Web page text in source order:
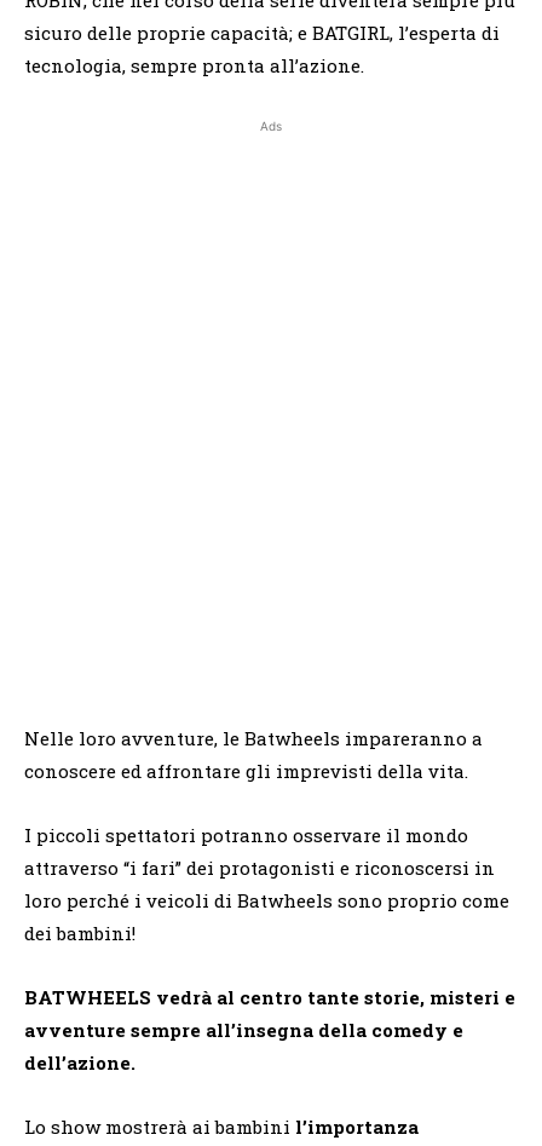
sicuro delle proprie capacità; e BATGIRL, l’esperta di
tecnologia, sempre pronta all’azione.
Ads
Nelle loro avventure, le Batwheels impareranno a
conoscere ed affrontare gli imprevisti della vita.
I piccoli spettatori potranno osservare il mondo
attraverso “i fari” dei protagonisti e riconoscersi in
loro perché i veicoli di Batwheels sono proprio come
dei bambini!
BATWHEELS vedrà al centro tante storie, misteri e
avventure sempre all’insegna della comedy e
dell’azione.
Lo show mostrerà ai bambini l’importanza